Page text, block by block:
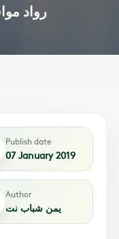
رواد
Publish date
07 January 2019
Author
يمن شباب نت